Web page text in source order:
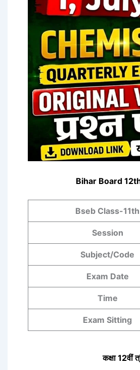
Bihar Board
Bseb Class-11th
Session
Subject/Code
Exam Date
Time
Exam Sitting
कक्षा 12वीं